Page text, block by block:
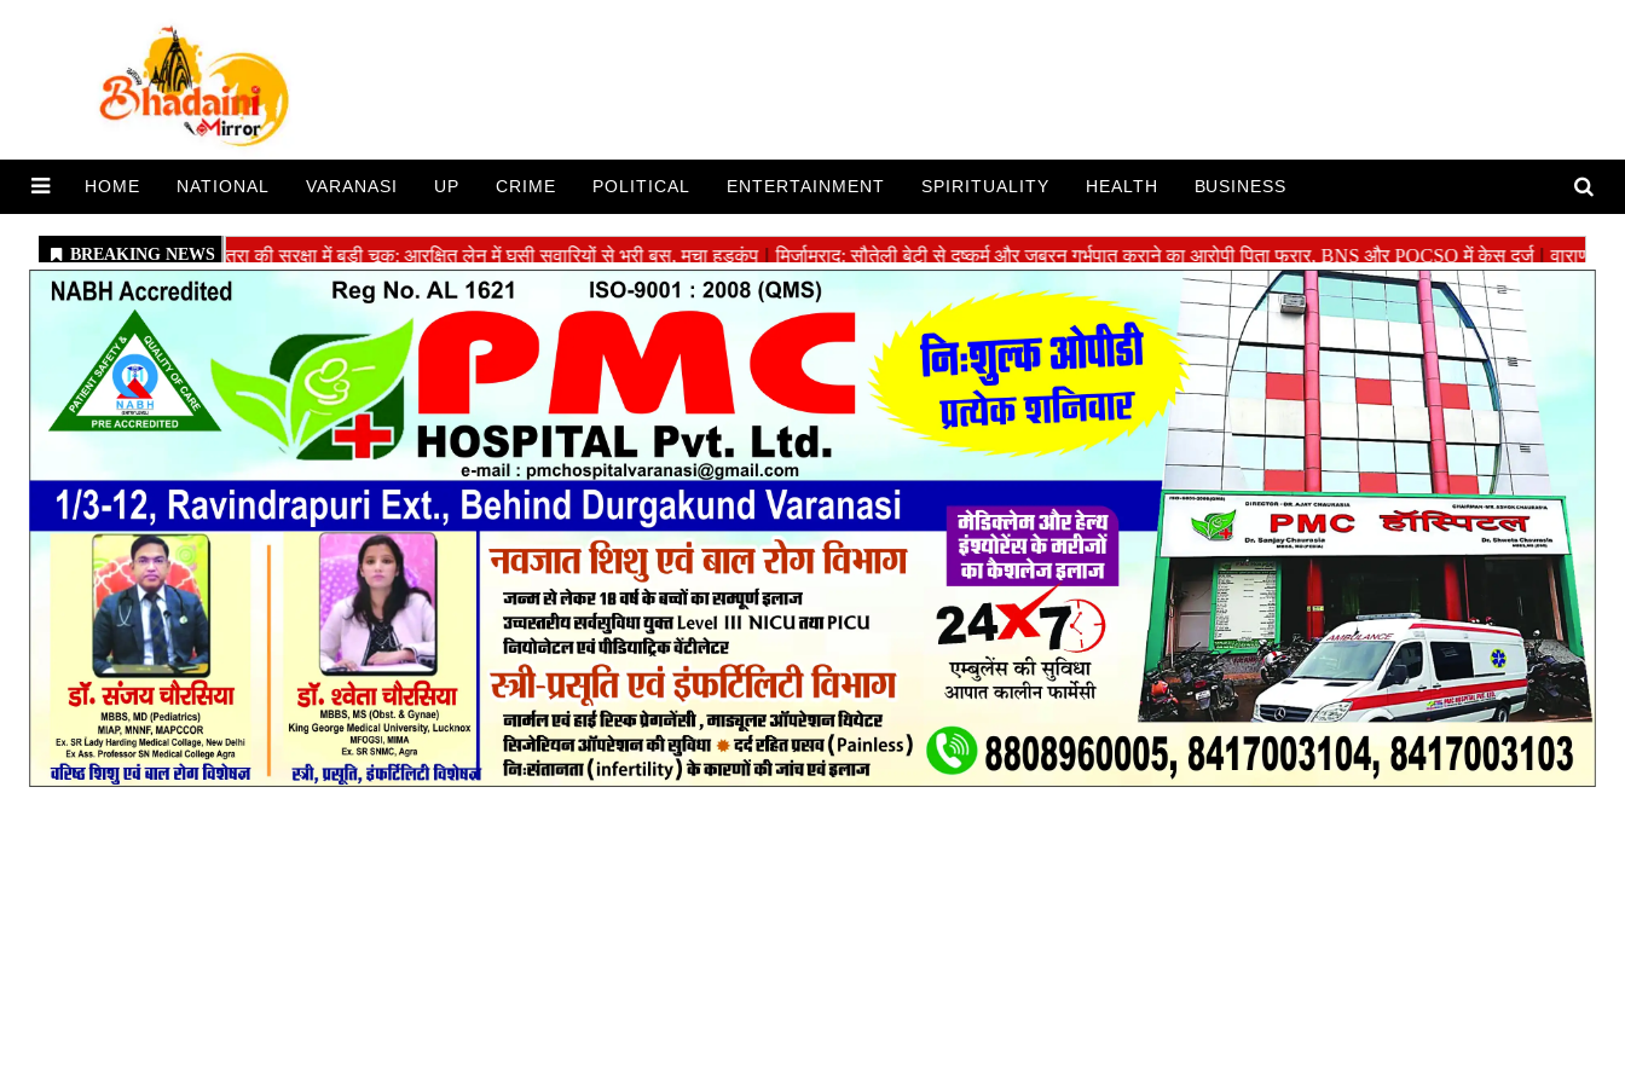
HOME NATIONAL VARANASI UP CRIME POLITICAL ENTERTAINMENT SPIRITUALITY HEALTH BUSINESS